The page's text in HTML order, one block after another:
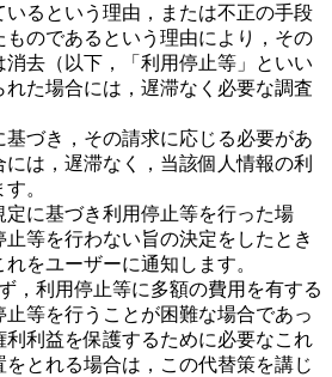
いるという理由，または不正の手段
ものであるという理由により，その
消去（以下，「利用停止等」といい
れた場合には，遅滞なく必要な調査
基づき，その請求に応じる必要があ
には，遅滞なく，当該個人情報の利
。
定に基づき利用停止等を行った場
等を行わない旨の決定をしたとき
をユーザーに通知します。
，利用停止等に多額の費用を有する
等を行うことが困難な場合であっ
利利益を保護するために必要なこれ
をとれる場合は，この代替策を講じ